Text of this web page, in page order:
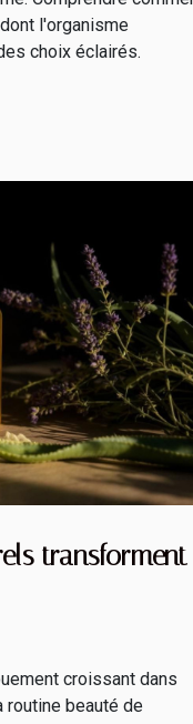
l'organisme
choix éclairés.
transforment-
croissant dans
routine beauté de